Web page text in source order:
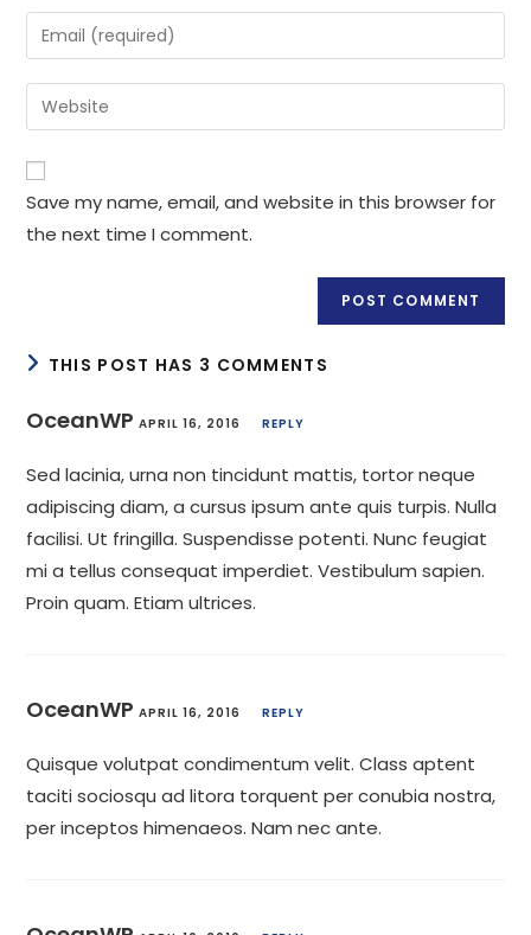
name
or
to
comment
Enter
your
email
address
comment
Enter
your
website
URL
(optional)
Save my name, email, and website in this browser for
the next time I comment.
THIS POST HAS 3 COMMENTS
OceanWP APRIL 16, 2016 REPLY
Sed lacinia, urna non tincidunt mattis, tortor neque
adipiscing diam, a cursus ipsum ante quis turpis. Nulla
facilisi. Ut fringilla. Suspendisse potenti. Nunc feugiat
mi a tellus consequat imperdiet. Vestibulum sapien.
Proin quam. Etiam ultrices.
OceanWP APRIL 16, 2016 REPLY
Quisque volutpat condimentum velit. Class aptent
taciti sociosqu ad litora torquent per conubia nostra,
per inceptos himenaeos. Nam nec ante.